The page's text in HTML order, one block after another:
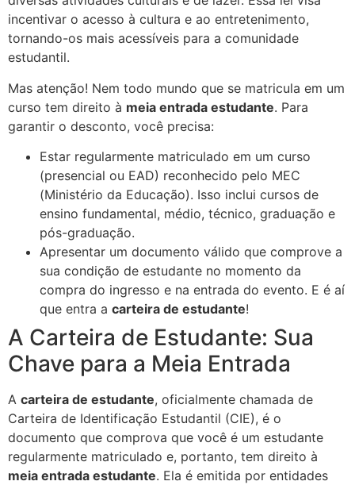
incentivar o acesso à cultura e ao entretenimento,
tornando-os mais acessíveis para a comunidade
estudantil.
Mas atenção! Nem todo mundo que se matricula em um
curso tem direito à meia entrada estudante. Para
garantir o desconto, você precisa:
Estar regularmente matriculado em um curso
(presencial ou EAD) reconhecido pelo MEC
(Ministério da Educação). Isso inclui cursos de
ensino fundamental, médio, técnico, graduação e
pós-graduação.
Apresentar um documento válido que comprove a
sua condição de estudante no momento da
compra do ingresso e na entrada do evento. E é aí
que entra a carteira de estudante!
A Carteira de Estudante: Sua
Chave para a Meia Entrada
A carteira de estudante, oficialmente chamada de
Carteira de Identificação Estudantil (CIE), é o
documento que comprova que você é um estudante
regularmente matriculado e, portanto, tem direito à
meia entrada estudante. Ela é emitida por entidades